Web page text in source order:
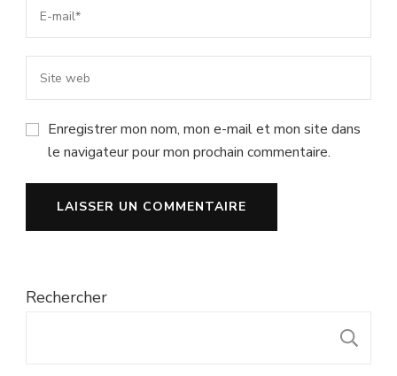
Enregistrer mon nom, mon e-mail et mon site dans
le navigateur pour mon prochain commentaire.
Rechercher